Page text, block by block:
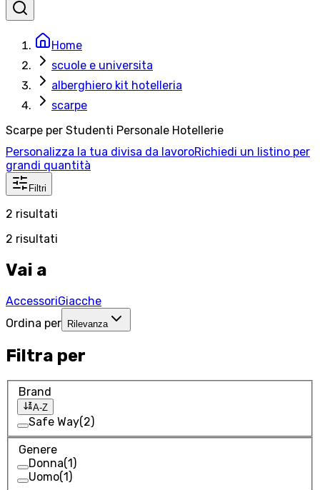
Home
scuole e universita
alberghiero kit hotelleria
scarpe
Scarpe per Studenti Personale Hotellerie
Personalizza la tua divisa da lavoroRichiedi un listino per
grandi quantità
Filtri
2 risultati
2 risultati
Vai a
AccessoriGiacche
Ordina per
Rilevanza
Filtra per
Brand
A-Z
Safe Way(2)
Genere
Donna(1)
Uomo(1)